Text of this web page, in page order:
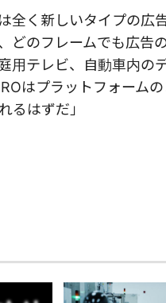
全く新しいタイプの
どのフレームでも広告
用テレビ、自動車内の
はプラットフォーム
るはずだ」